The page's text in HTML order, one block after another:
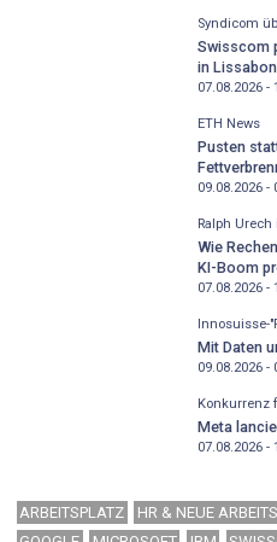
Syndicom
Swisscom
in Lissabon
07.08.2026 -
ETH News
Pusten
09.08.2026 -
Ralph
Wie
KI-Boom
07.08.2026 -
Innosuisse-
Mit Daten
09.08.2026 -
Konkurrenz
Meta
07.08.2026 -
ARBEITSPLATZ
HR & NEUE